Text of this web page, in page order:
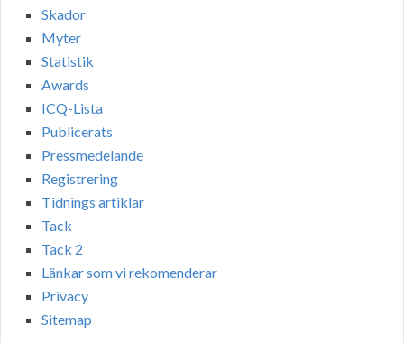
Skador
Myter
Statistik
Awards
ICQ-Lista
Publicerats
Pressmedelande
Registrering
Tidnings artiklar
Tack
Tack 2
Länkar som vi rekomenderar
Privacy
Sitemap